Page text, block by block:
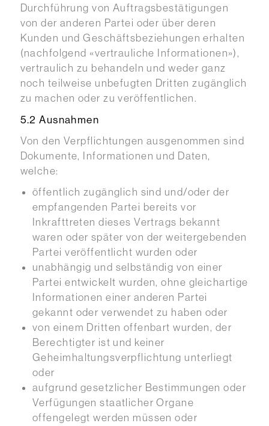
Durchführung von Auftragsbestätigungen
von der anderen Partei oder über deren
Kunden und Geschäftsbeziehungen erhalten
(nachfolgend «vertrauliche Informationen»),
vertraulich zu behandeln und weder ganz
noch teilweise unbefugten Dritten zugänglich
zu machen oder zu veröffentlichen.
5.2 Ausnahmen
Von den Verpflichtungen ausgenommen sind
Dokumente, Informationen und Daten,
welche:
öffentlich zugänglich sind und/oder der
empfangenden Partei bereits vor
Inkrafttreten dieses Vertrags bekannt
waren oder später von der weitergebenden
Partei veröffentlicht wurden oder
unabhängig und selbständig von einer
Partei entwickelt wurden, ohne gleichartige
Informationen einer anderen Partei
gekannt oder verwendet zu haben oder
von einem Dritten offenbart wurden, der
Berechtigter ist und keiner
Geheimhaltungsverpflichtung unterliegt
oder
aufgrund gesetzlicher Bestimmungen oder
Verfügungen staatlicher Organe
offengelegt werden müssen oder